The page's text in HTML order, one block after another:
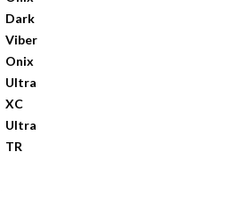
Dark
Viber
Onix
Ultra
XC
Ultra
TR